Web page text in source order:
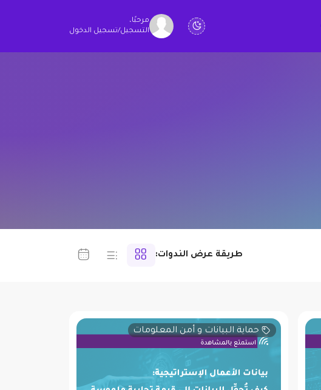
مرحبًا،
التسجيل/تسجيل الدخول
طريقة عرض الندوات:
حماية البيانات و أمن المعلومات